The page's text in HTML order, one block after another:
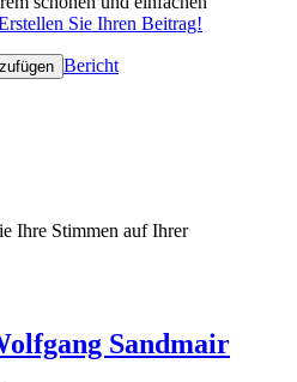
Sie Ihren Beitrag!
Bericht
Ihre Stimmen auf Ihrer
Sandmair